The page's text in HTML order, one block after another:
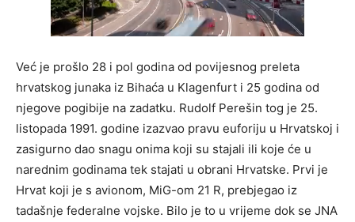
Već je prošlo 28 i pol godina od povijesnog preleta
hrvatskog junaka iz Bihaća u Klagenfurt i 25 godina od
njegove pogibije na zadatku. Rudolf Perešin tog je 25.
listopada 1991. godine izazvao pravu euforiju u Hrvatskoj i
zasigurno dao snagu onima koji su stajali ili koje će u
narednim godinama tek stajati u obrani Hrvatske. Prvi je
Hrvat koji je s avionom, MiG-om 21 R, prebjegao iz
tadašnje federalne vojske. Bilo je to u vrijeme dok se JNA